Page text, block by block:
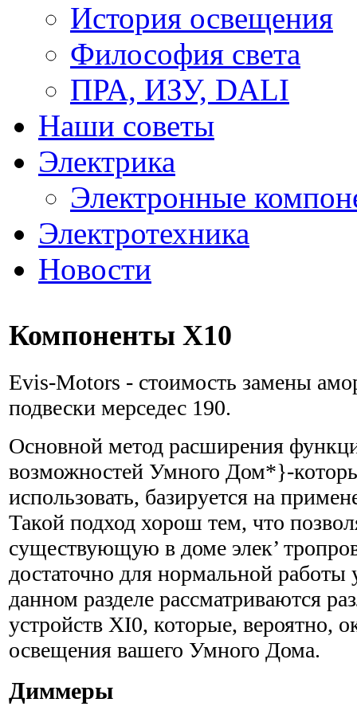
История освещения
Философия света
ПРА, ИЗУ, DALI
Наши советы
Электрика
Электронные
Электротехника
Новости
Компоненты Х10
Evis-Motors - стоимость замены
подвески мерседес 190.
Основной метод расширения
возможностей Умного Дом*}-
использовать, базируется на
Такой подход хорош тем, что
существующую в доме элек’
достаточно для нормальной
данном разделе рассматриваются
устройств XI0, которые, вероятно,
освещения вашего Умного Дома.
Диммеры